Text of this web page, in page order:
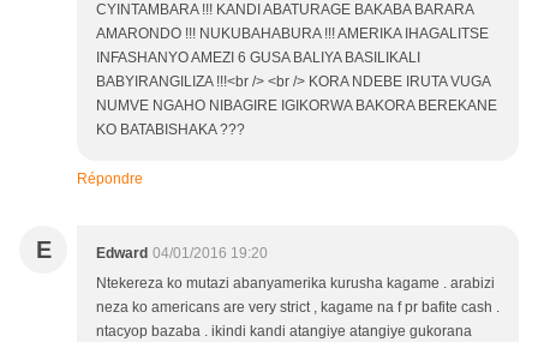
CYINTAMBARA !!! KANDI ABATURAGE BAKABA BARARA
AMARONDO !!! NUKUBAHABURA !!! AMERIKA IHAGALITSE
INFASHANYO AMEZI 6 GUSA BALIYA BASILIKALI
BABYIRANGILIZA !!!<br /> <br /> KORA NDEBE IRUTA VUGA
NUMVE NGAHO NIBAGIRE IGIKORWA BAKORA BEREKANE
KO BATABISHAKA ???
Répondre
E Edward 04/01/2016 19:20
Ntekereza ko mutazi abanyamerika kurusha kagame . arabizi
neza ko americans are very strict , kagame na f pr bafite cash .
ntacyop bazaba . ikindi kandi atangiye atangiye gukorana